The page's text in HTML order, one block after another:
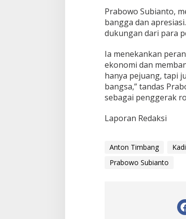
i
D
j
a
r
t
a
h
a
r
Prabowo Subianto,
bangga dan
dukungan dari para
Ia menekankan
ekonomi dan
hanya pejuang, tapi
bangsa,” tandas
sebagai penggerak
Laporan Redaksi
Anton Timbang
Prabowo Subianto